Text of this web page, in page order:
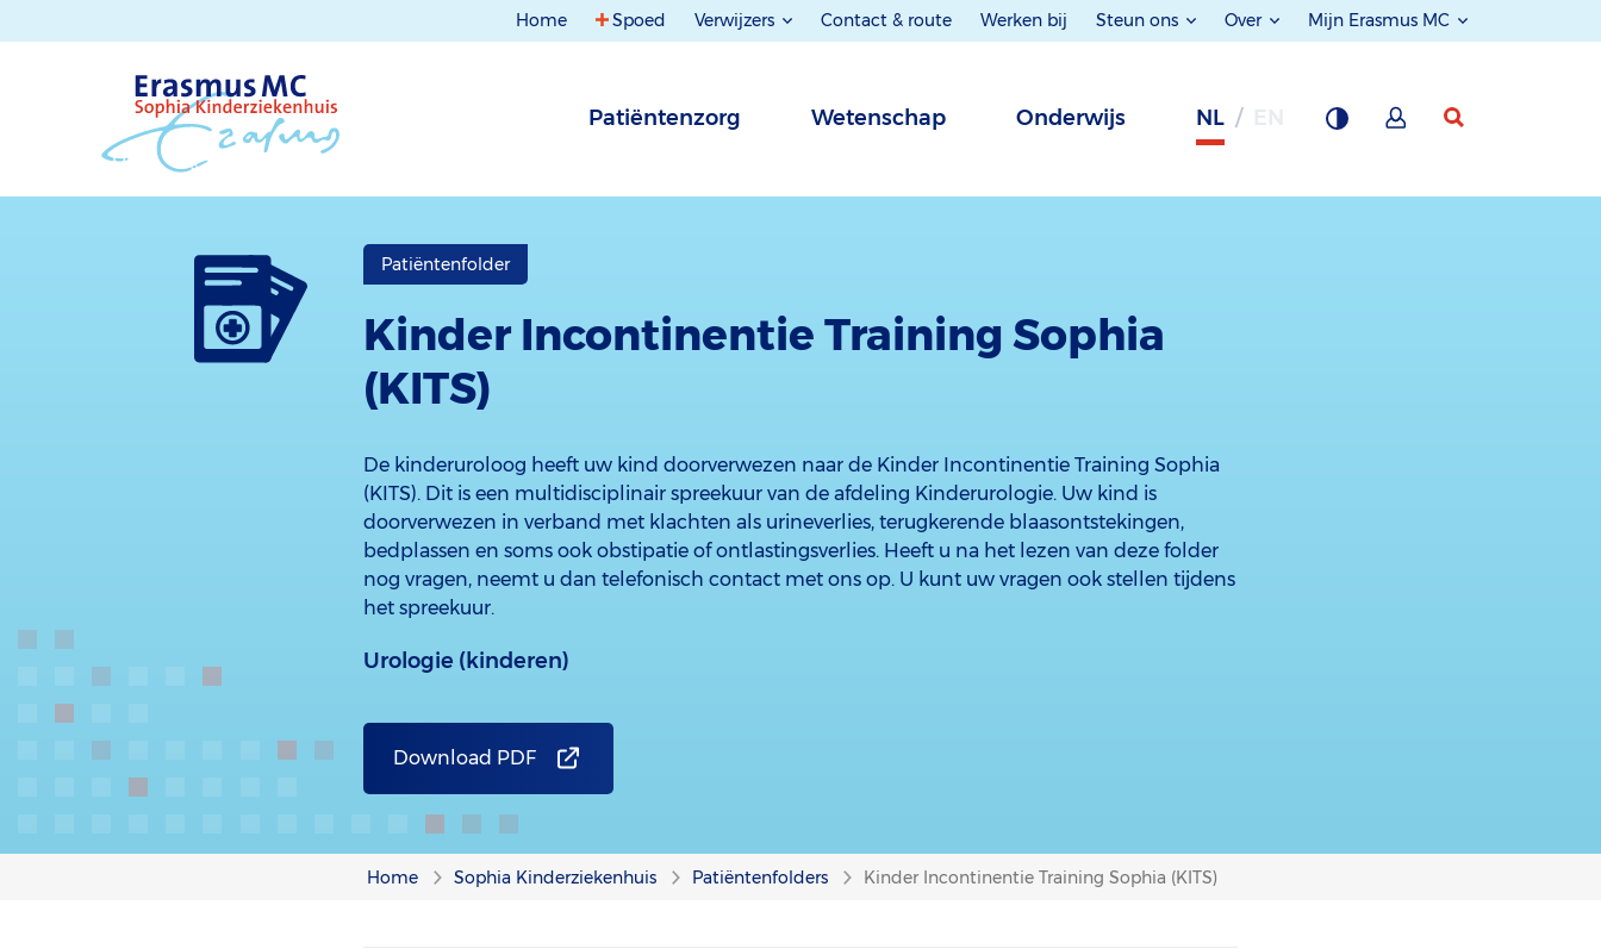
Home Spoed Verwijzers Contact & route Werken bij Steun ons Over Mijn Erasmus MC
Patiëntenzorg Wetenschap Onderwijs NL
Patiëntenfolder
Kinder Incontinentie Training Sophia
(KITS)
De kinderuroloog heeft uw kind doorverwezen naar de Kinder Incontinentie Training Sophia
(KITS). Dit is een multidisciplinair spreekuur van de afdeling Kinderurologie. Uw kind is
doorverwezen in verband met klachten als urineverlies, terugkerende blaasontstekingen,
bedplassen en soms ook obstipatie of ontlastingsverlies. Heeft u na het lezen van deze folder
nog vragen, neemt u dan telefonisch contact met ons op. U kunt uw vragen ook stellen tijdens
het spreekuur.
Urologie (kinderen)
Download PDF
Home Sophia Kinderziekenhuis Patiëntenfolders Kinder Incontinentie Training Sophia (KITS)